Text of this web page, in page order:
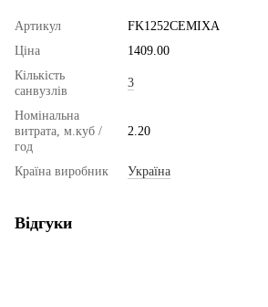
Артикул
FK1252CEMIXA
Ціна
1409.00
Кількість
санвузлів
3
Номінальна
витрата, м.куб /
год
2.20
Країна виробник Україна
Відгуки